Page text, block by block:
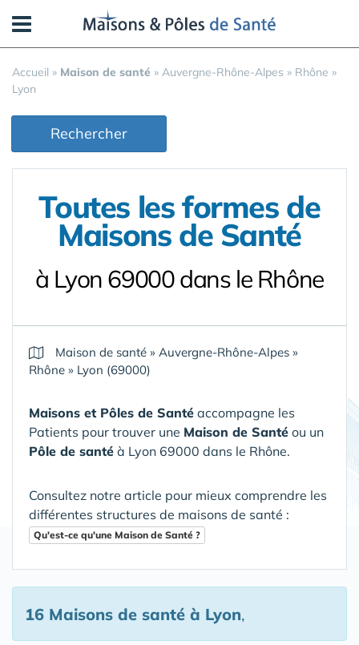
Accueil » Maison de santé » Auvergne-Rhône-Alpes » Rhône »
Lyon
Rechercher
Toutes les formes de
Maisons de Santé
à Lyon 69000 dans le Rhône
Maison de santé » Auvergne-Rhône-Alpes »
Rhône » Lyon (69000)
Maisons et Pôles de Santé accompagne les
Patients pour trouver une Maison de Santé ou un
Pôle de santé à Lyon 69000 dans le Rhône.
Consultez notre article pour mieux comprendre les
différentes structures de maisons de santé :
Qu'est-ce qu'une Maison de Santé ?
16 Maisons de santé à Lyon,
Panneau de gestion des cookies